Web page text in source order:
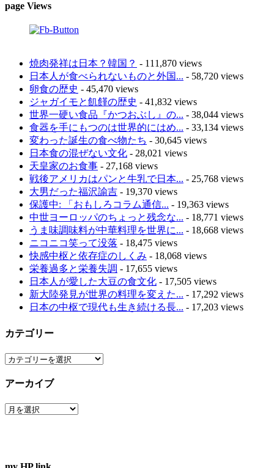
page Views
焼肉発祥は日本？韓国？ - 111,870 views
日本人が食べられないものと外国... - 58,720 views
卵食の歴史 - 45,470 views
ジャガイモと飢饉の歴史 - 41,832 views
世界一硬い食品『かつおぶし』の... - 38,044 views
食器を手にもつのは世界的にはめ... - 33,134 views
変わった誕生の食べ物たち - 30,645 views
日本食の混ぜない文化 - 28,021 views
天皇家のお食事 - 27,168 views
戦後アメリカはパンと牛乳で日本... - 25,768 views
大男だった福沢諭吉 - 19,370 views
保護中: 「おもしろコラム通信... - 19,363 views
中世ヨーロッパのちょっと残念な... - 18,771 views
うま味調味料が中華料理を世界に... - 18,668 views
ニコニコ笑って没落 - 18,475 views
快感中枢と依存症のしくみ - 18,068 views
栄養過多と栄養失調 - 17,655 views
日本人が愛した大豆の食文化 - 17,505 views
新大陸発見が世界の料理を変えた... - 17,292 views
日本の中枢で現代も生き続ける長... - 17,203 views
カテゴリー
カ
ゴ
ー
アーカイブ
ア